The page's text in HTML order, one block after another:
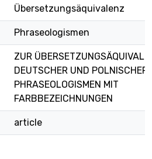
Übersetzungsäquivalenz
Phraseologismen
ZUR
DEUTSCHER UND POLNISCHER
PHRASEOLOGISMEN MIT
FARBBEZEICHNUNGEN
article